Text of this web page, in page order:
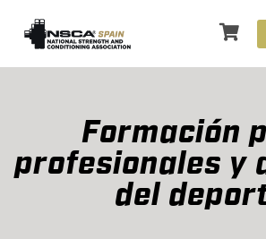
Formación
profesionales y
del